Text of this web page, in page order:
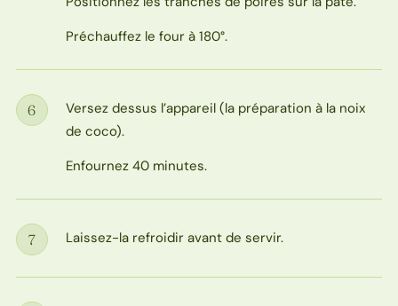
Préchauffez le four à 180°.
Étape
6
Versez dessus l’appareil (la préparation à la noix
de coco).
Enfournez 40 minutes.
Étape
7 Laissez-la refroidir avant de servir.